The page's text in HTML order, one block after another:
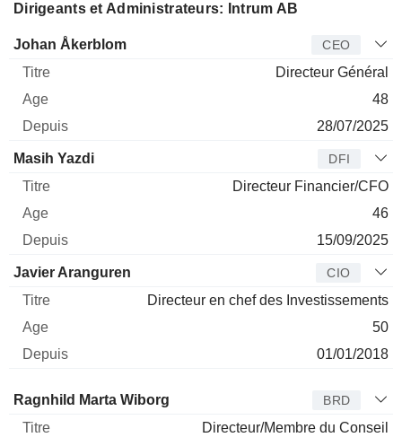
Dirigeants et Administrateurs: Intrum AB
Dirigeant Titre Age
Johan Åkerblom CEO
Directeur Général
48
28/07/2025
Masih Yazdi DFI
Directeur Financier/CFO
46
15/09/2025
Javier Aranguren CIO
Directeur en chef des Investissements
50
01/01/2018
Administrateur Titre Age
Ragnhild Marta Wiborg BRD
Directeur/Membre du Conseil